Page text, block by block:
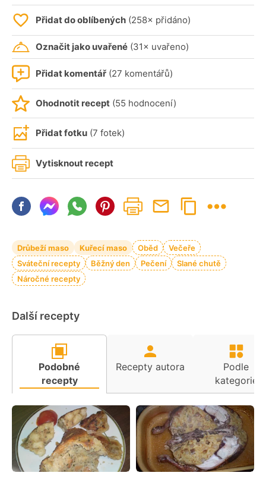
Přidat do oblíbených (258× přidáno)
Označit jako uvařené (31× uvařeno)
Přidat komentář (27 komentářů)
Ohodnotit recept (55 hodnocení)
Přidat fotku (7 fotek)
Vytisknout recept
Drůbeží maso Kuřecí maso Oběd
Večeře
Sváteční recepty
Běžný den Pečení
Slané chutě
Náročné recepty
Další recepty
Podobné
recepty
Recepty autora
Podle
kategorie